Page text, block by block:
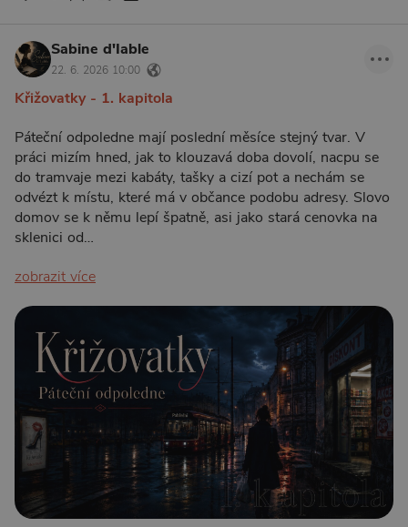
Sabine d'Iable
22. 6. 2026 10:00
Křižovatky - 1. kapitola
Páteční odpoledne mají poslední měsíce stejný tvar. V
práci mizím hned, jak to klouzavá doba dovolí, nacpu se
do tramvaje mezi kabáty, tašky a cizí pot a nechám se
odvézt k místu, které má v občance podobu adresy. Slovo
domov se k němu lepí špatně, asi jako stará cenovka na
sklenici od…
zobrazit více